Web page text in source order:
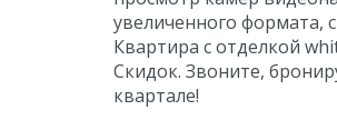
увеличенного формата,
Квартира с отделкой
Скидок. Звоните,
квартале!